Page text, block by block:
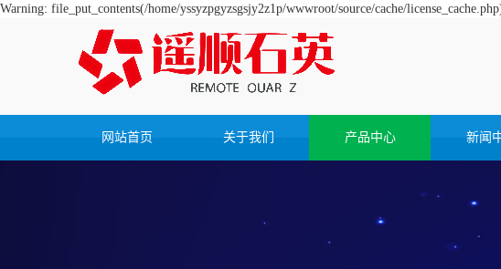
Warning: file_put_contents(/home/yssyzpgyzsgsjy2z1p/wwwroot/source/cache/
网站首页 关于我们 产品中心 新闻